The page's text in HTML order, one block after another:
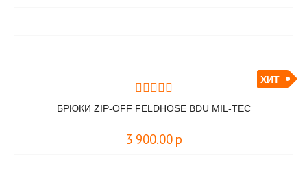
ХИТ
БРЮКИ ZIP-OFF FELDHOSE BDU MIL-TEC
3 900.00 р